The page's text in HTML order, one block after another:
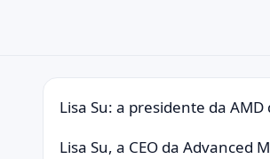
Lisa Su: a presidente da
Lisa Su, a CEO da Advanced